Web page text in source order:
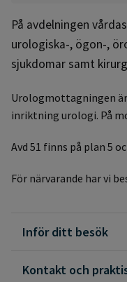
På avdelningen
urologiska-, ögon-,
sjukdomar samt
Urologmottagningen
inriktning urologi. På
Avd 51 finns på plan 5
För närvarande har vi
Inför ditt besök
Kontakt och